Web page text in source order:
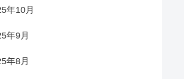
年10月
年9月
年8月